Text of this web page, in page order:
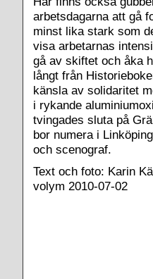
arbetsdagarna att gå
minst lika stark som
visa arbetarnas
gå av skiftet och åka
långt från
känsla av solidaritet
i rykande
tvingades sluta på
bor numera i
och scenograf.
Text och foto: Karin
volym 2010-07-02